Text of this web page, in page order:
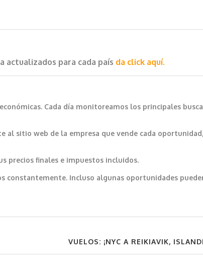
para cada país da click aquí.
Cada día monitoreamos los principales
sitio web de la empresa que vende cada
precios finales e impuestos incluidos.
constantemente. Incluso algunas oportunidades
VUELOS: ¡NYC A REIKIAVIK,